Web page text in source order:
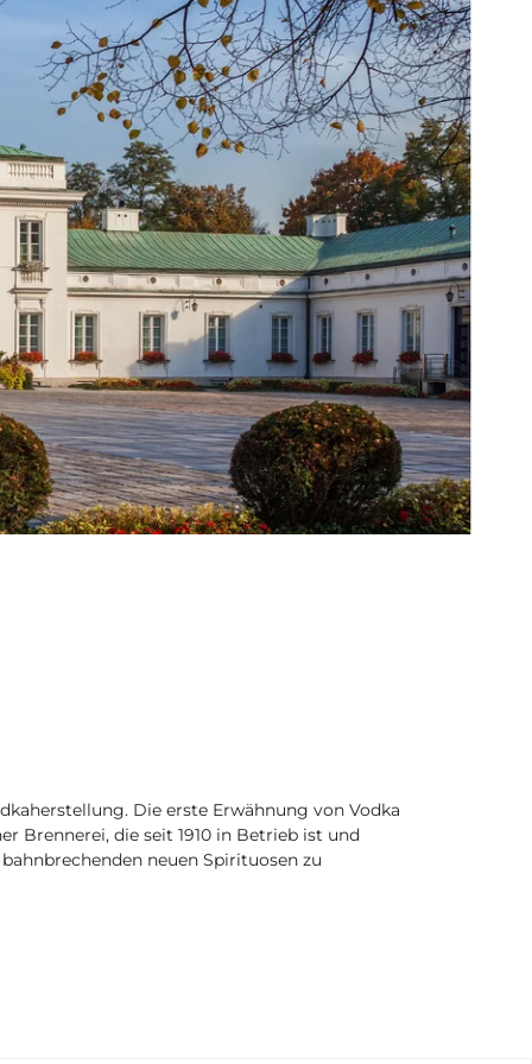
Die erste Erwähnung von Vodka
Brennerei, die seit 1910 in Betrieb ist und
neuen Spirituosen zu